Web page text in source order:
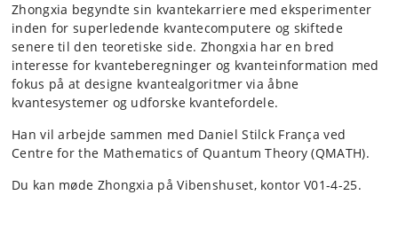
Zhongxia begyndte sin kvantekarriere med eksperimenter
inden for superledende kvantecomputere og skiftede
senere til den teoretiske side. Zhongxia har en bred
interesse for kvanteberegninger og kvanteinformation med
fokus på at designe kvantealgoritmer via åbne
kvantesystemer og udforske kvantefordele.
Han vil arbejde sammen med Daniel Stilck França ved
Centre for the Mathematics of Quantum Theory (QMATH).
Du kan møde Zhongxia på Vibenshuset, kontor V01-4-25.